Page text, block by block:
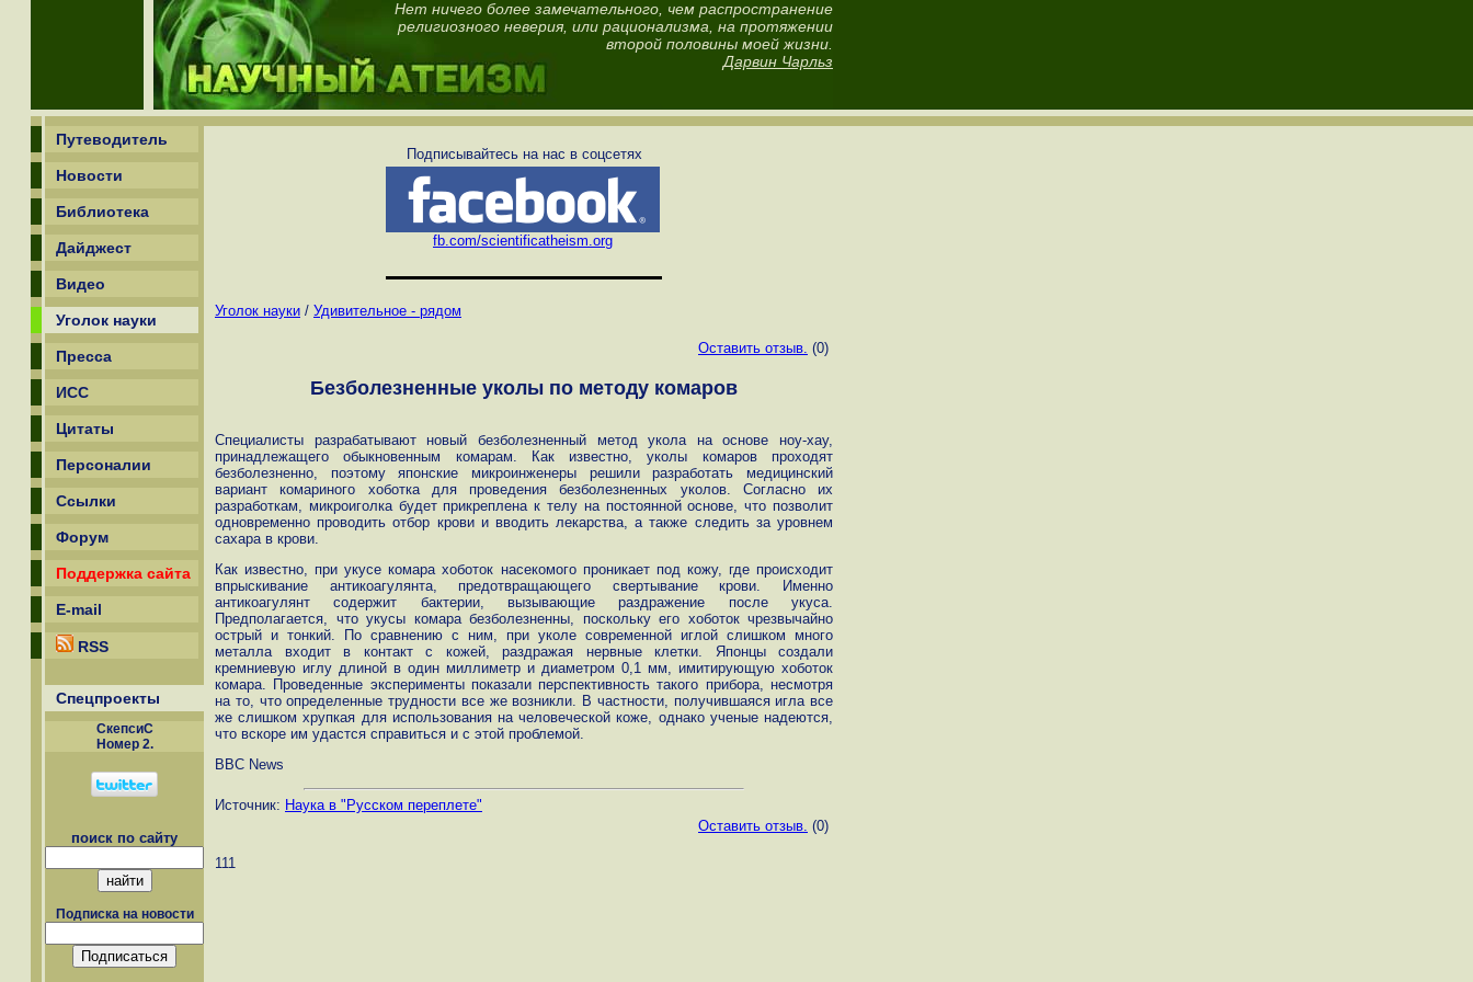
Нет ничего более замечательного, чем распространение
религиозного неверия, или рационализма, на протяжении
второй половины моей жизни.
Дарвин Чарльз
Путеводитель
Новости
Библиотека
Дайджест
Видео
Уголок науки
Пресса
ИСС
Цитаты
Персоналии
Ссылки
Форум
Поддержка сайта
E-mail
RSS
Спецпроекты
СкепсиС
Номер 2.
поиск по сайту
Подписка на новости
Подписывайтесь на нас в соцсетях
fb.com/scientificatheism.org
Уголок науки / Удивительное - рядом
Оставить отзыв. (0)
Безболезненные уколы по методу комаров
Специалисты разрабатывают новый безболезненный метод укола на основе ноу-хау,
принадлежащего обыкновенным комарам. Как известно, уколы комаров проходят
безболезненно, поэтому японские микроинженеры решили разработать медицинский
вариант комариного хоботка для проведения безболезненных уколов. Согласно их
разработкам, микроиголка будет прикреплена к телу на постоянной основе, что позволит
одновременно проводить отбор крови и вводить лекарства, а также следить за уровнем
сахара в крови.
Как известно, при укусе комара хоботок насекомого проникает под кожу, где происходит
впрыскивание антикоагулянта, предотвращающего свертывание крови. Именно
антикоагулянт содержит бактерии, вызывающие раздражение после укуса.
Предполагается, что укусы комара безболезненны, поскольку его хоботок чрезвычайно
острый и тонкий. По сравнению с ним, при уколе современной иглой слишком много
металла входит в контакт с кожей, раздражая нервные клетки. Японцы создали
кремниевую иглу длиной в один миллиметр и диаметром 0,1 мм, имитирующую хоботок
комара. Проведенные эксперименты показали перспективность такого прибора, несмотря
на то, что определенные трудности все же возникли. В частности, получившаяся игла все
же слишком хрупкая для использования на человеческой коже, однако ученые надеются,
что вскоре им удастся справиться и с этой проблемой.
BBC News
Источник: Наука в "Русском переплете"
Оставить отзыв. (0)
111